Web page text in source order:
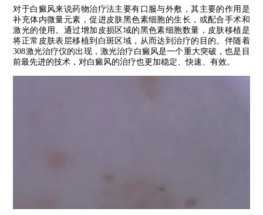
对于白癜风来说药物治疗法主要有口服与外敷，其主要的作用是
补充体内微量元素，促进皮肤黑色素细胞的生长，或配合手术和
激光的使用。通过增加皮损区域的黑色素细胞数量，皮肤移植是
将正常皮肤表层移植到白斑区域，从而达到治疗的目的。伴随着
308激光治疗仪的出现，激光治疗白癜风是一个重大突破，也是目
前最先进的技术，对白癜风的治疗也更加稳定、快速、有效。